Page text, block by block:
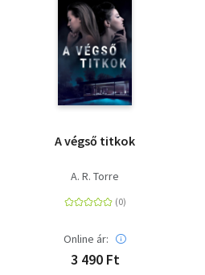
A végső titkok
A. R. Torre
Online ár:
3 490 Ft